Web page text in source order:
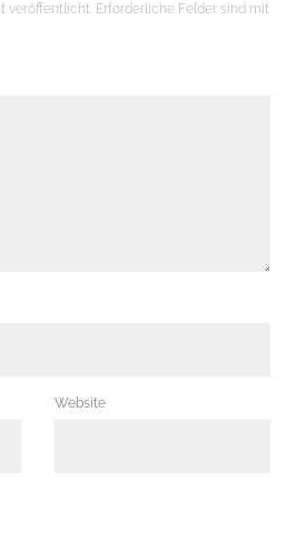
veröffentlicht. Erforderliche Felder sind mit
Website